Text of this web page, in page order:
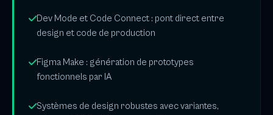
Dev Mode et Code Connect : pont direct entre
design et code de production
Figma Make : génération de prototypes
fonctionnels par IA
Systèmes de design robustes avec variantes,